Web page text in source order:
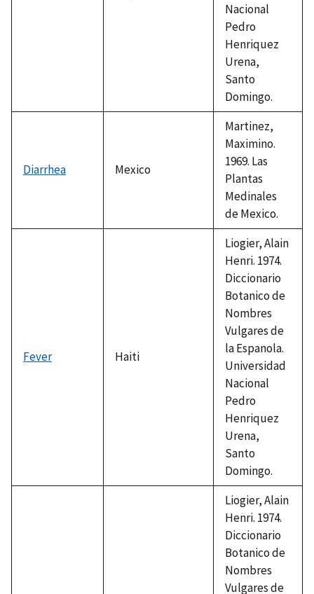
Nacional
Pedro
Henriquez
Urena,
Santo
Domingo.
Diarrhea Mexico
Martinez,
Maximino.
1969. Las
Plantas
Medinales
de Mexico.
Fever Haiti
Liogier, Alain
Henri. 1974.
Diccionario
Botanico de
Nombres
Vulgares de
la Espanola.
Universidad
Nacional
Pedro
Henriquez
Urena,
Santo
Domingo.
Liogier, Alain
Henri. 1974.
Diccionario
Botanico de
Nombres
Vulgares de